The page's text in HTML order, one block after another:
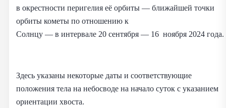
в окрестности перигелия её орбиты — ближайшей точки
орбиты кометы по отношению к
Солнцу — в интервале 20 сентября — 16 ноября 2024 года.
Здесь указаны некоторые даты и соответствующие
положения тела на небосводе на начало суток с указанием
ориентации хвоста.